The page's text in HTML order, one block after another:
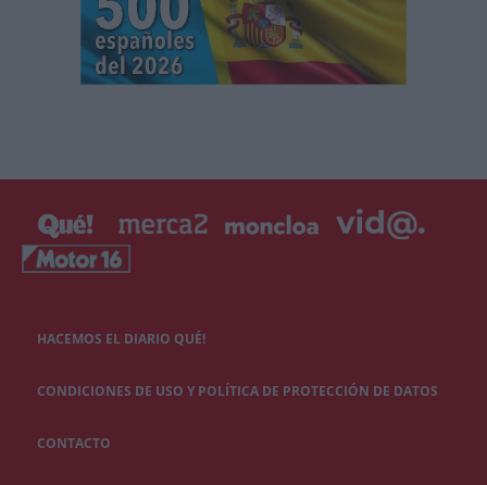
HACEMOS EL DIARIO QUÉ!
CONDICIONES DE USO Y POLÍTICA DE PROTECCIÓN DE DATOS
CONTACTO